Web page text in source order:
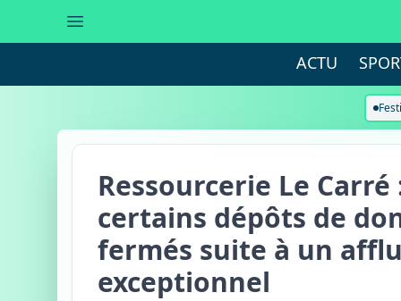
ACTU
Ressourcerie Le Carré
certains dépôts de
fermés suite à un
exceptionnel